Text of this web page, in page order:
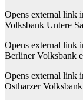
Opens external link
Volksbank Untere
Opens external link
Berliner Volksbank
Opens external link
Ostharzer